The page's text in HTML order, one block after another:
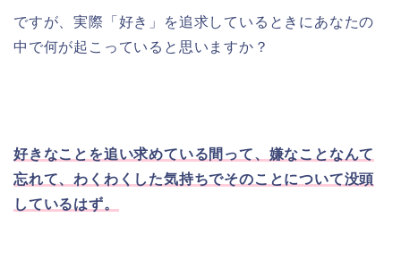
ですが、実際「好き」を追求しているときにあなたの
中で何が起こっていると思いますか？
好きなことを追い求めている間って、嫌なことなんて
忘れて、わくわくした気持ちでそのことについて没頭
しているはず。